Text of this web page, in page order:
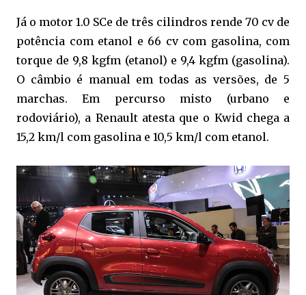
Já o motor 1.0 SCe de três cilindros rende 70 cv de
potência com etanol e 66 cv com gasolina, com
torque de 9,8 kgfm (etanol) e 9,4 kgfm (gasolina).
O câmbio é manual em todas as versões, de 5
marchas. Em percurso misto (urbano e
rodoviário), a Renault atesta que o Kwid chega a
15,2 km/l com gasolina e 10,5 km/l com etanol.